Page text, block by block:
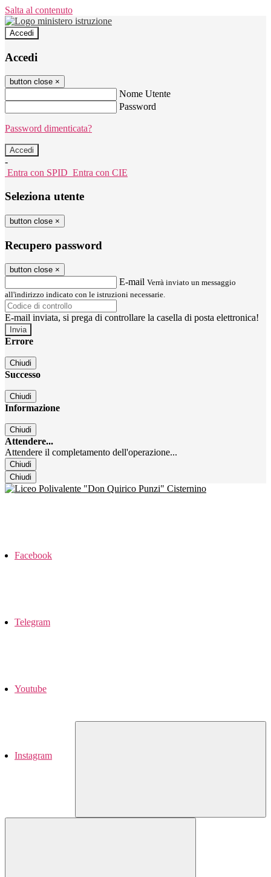
Salta al contenuto
Accedi
Accedi
button close ×
Nome Utente
Password
Password dimenticata?
-
Entra con SPID Entra con CIE
Seleziona utente
button close ×
Recupero password
button close ×
E-mail Verrà inviato un messaggio
all'indirizzo indicato con le istruzioni necessarie.
E-mail inviata, si prega di controllare la casella di posta elettronica!
Errore
Chiudi
Successo
Chiudi
Informazione
Chiudi
Attendere...
Attendere il completamento dell'operazione...
Chiudi
Chiudi
Facebook
Telegram
Youtube
Instagram